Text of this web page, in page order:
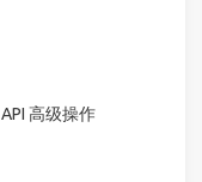
高级操作